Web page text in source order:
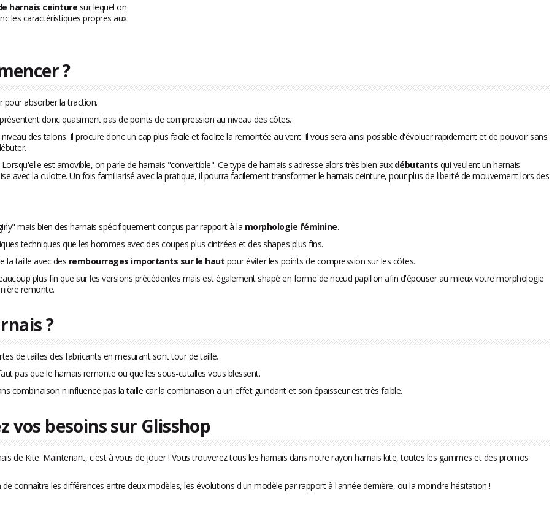
harnais ceinture sur lequel on
les caractéristiques propres aux
?
pour absorber la traction.
donc quasiment pas de points de compression au niveau des côtes.
des talons. Il procure donc un cap plus facile et facilite la remontée au vent. Il vous sera ainsi possible d'évoluer rapidement et de pouvoir sans
est amovible, on parle de harnais "convertible". Ce type de harnais s'adresse alors très bien auxdébutants qui veulent un harnais
avec la culotte. Un fois familiarisé avec la pratique, il pourra facilement transformer le harnais ceinture, pour plus de liberté de mouvement lors des
mais bien des harnais spécifiquement conçus par rapport à la morphologie féminine.
techniques que les hommes avec des coupes plus cintrées et des shapes plus fins.
la taille avec des rembourrages importants sur le haut pour éviter les points de compression sur les côtes.
plus fin que sur les versions précédentes mais est également shapé en forme de nœud papillon afin d'épouser au mieux votre morphologie
remonte.
?
de tailles des fabricants en mesurant sont tour de taille.
pas que le harnais remonte ou que les sous-cutalles vous blessent.
combinaison n'influence pas la taille car la combinaison a un effet guindant et son épaisseur est très faible.
vos besoins sur Glisshop
de Kite. Maintenant, c'est à vous de jouer ! Vous trouverez tous les harnais dans notre rayon harnais kite, toutes les gammes et des promos
connaître les différences entre deux modèles, les évolutions d'un modèle par rapport à l'année dernière, ou la moindre hésitation !